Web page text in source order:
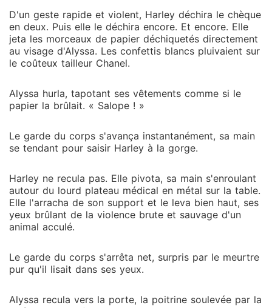
D'un geste rapide et violent, Harley déchira le chèque
en deux. Puis elle le déchira encore. Et encore. Elle
jeta les morceaux de papier déchiquetés directement
au visage d'Alyssa. Les confettis blancs pluivaient sur
le coûteux tailleur Chanel.
Alyssa hurla, tapotant ses vêtements comme si le
papier la brûlait. « Salope ! »
Le garde du corps s'avança instantanément, sa main
se tendant pour saisir Harley à la gorge.
Harley ne recula pas. Elle pivota, sa main s'enroulant
autour du lourd plateau médical en métal sur la table.
Elle l'arracha de son support et le leva bien haut, ses
yeux brûlant de la violence brute et sauvage d'un
animal acculé.
Le garde du corps s'arrêta net, surpris par le meurtre
pur qu'il lisait dans ses yeux.
Alyssa recula vers la porte, la poitrine soulevée par la